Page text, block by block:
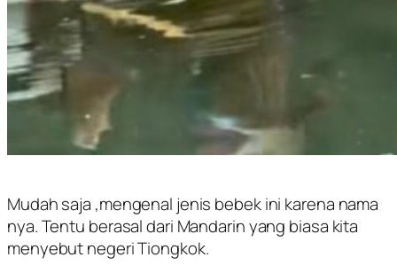
Mudah saja ,mengenal jenis bebek ini karena nama
nya. Tentu berasal dari Mandarin yang biasa kita
menyebut negeri Tiongkok.